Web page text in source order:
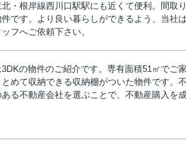
・根岸線西川口駅駅にも近くて便利。間
です。より良い暮らしができるよう、当
フへご依頼下さい。
3DKの物件のご紹介です。専有面積51㎡でご
とめて収納できる収納棚がついた物件です。
ある不動産会社を選ぶことで、不動産購入を